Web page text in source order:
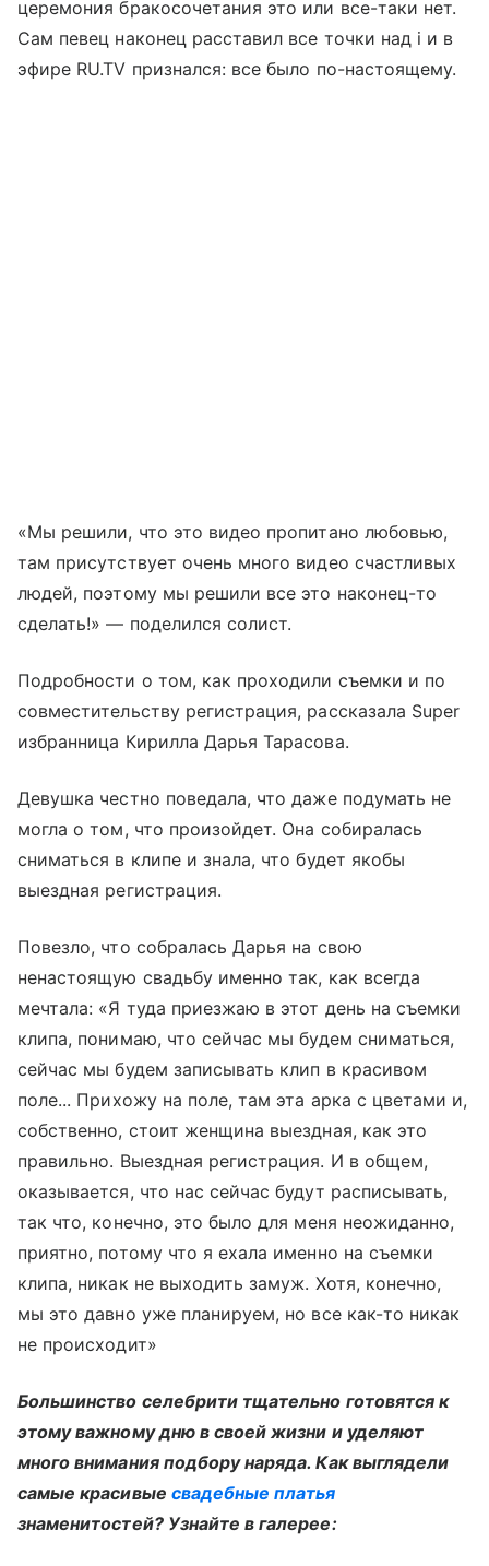
церемония бракосочетания это или все-таки нет.
Сам певец наконец расставил все точки над i и в
эфире RU.TV признался: все было по-настоящему.
«Мы решили, что это видео пропитано любовью,
там присутствует очень много видео счастливых
людей, поэтому мы решили все это наконец-то
сделать!» — поделился солист.
Подробности о том, как проходили съемки и по
совместительству регистрация, рассказала Super
избранница Кирилла Дарья Тарасова.
Девушка честно поведала, что даже подумать не
могла о том, что произойдет. Она собиралась
сниматься в клипе и знала, что будет якобы
выездная регистрация.
Повезло, что собралась Дарья на свою
ненастоящую свадьбу именно так, как всегда
мечтала: «Я туда приезжаю в этот день на съемки
клипа, понимаю, что сейчас мы будем сниматься,
сейчас мы будем записывать клип в красивом
поле... Прихожу на поле, там эта арка с цветами и,
собственно, стоит женщина выездная, как это
правильно. Выездная регистрация. И в общем,
оказывается, что нас сейчас будут расписывать,
так что, конечно, это было для меня неожиданно,
приятно, потому что я ехала именно на съемки
клипа, никак не выходить замуж. Хотя, конечно,
мы это давно уже планируем, но все как-то никак
не происходит»
Большинство селебрити тщательно готовятся к
этому важному дню в своей жизни и уделяют
много внимания подбору наряда. Как выглядели
самые красивые свадебные платья
знаменитостей? Узнайте в галерее: